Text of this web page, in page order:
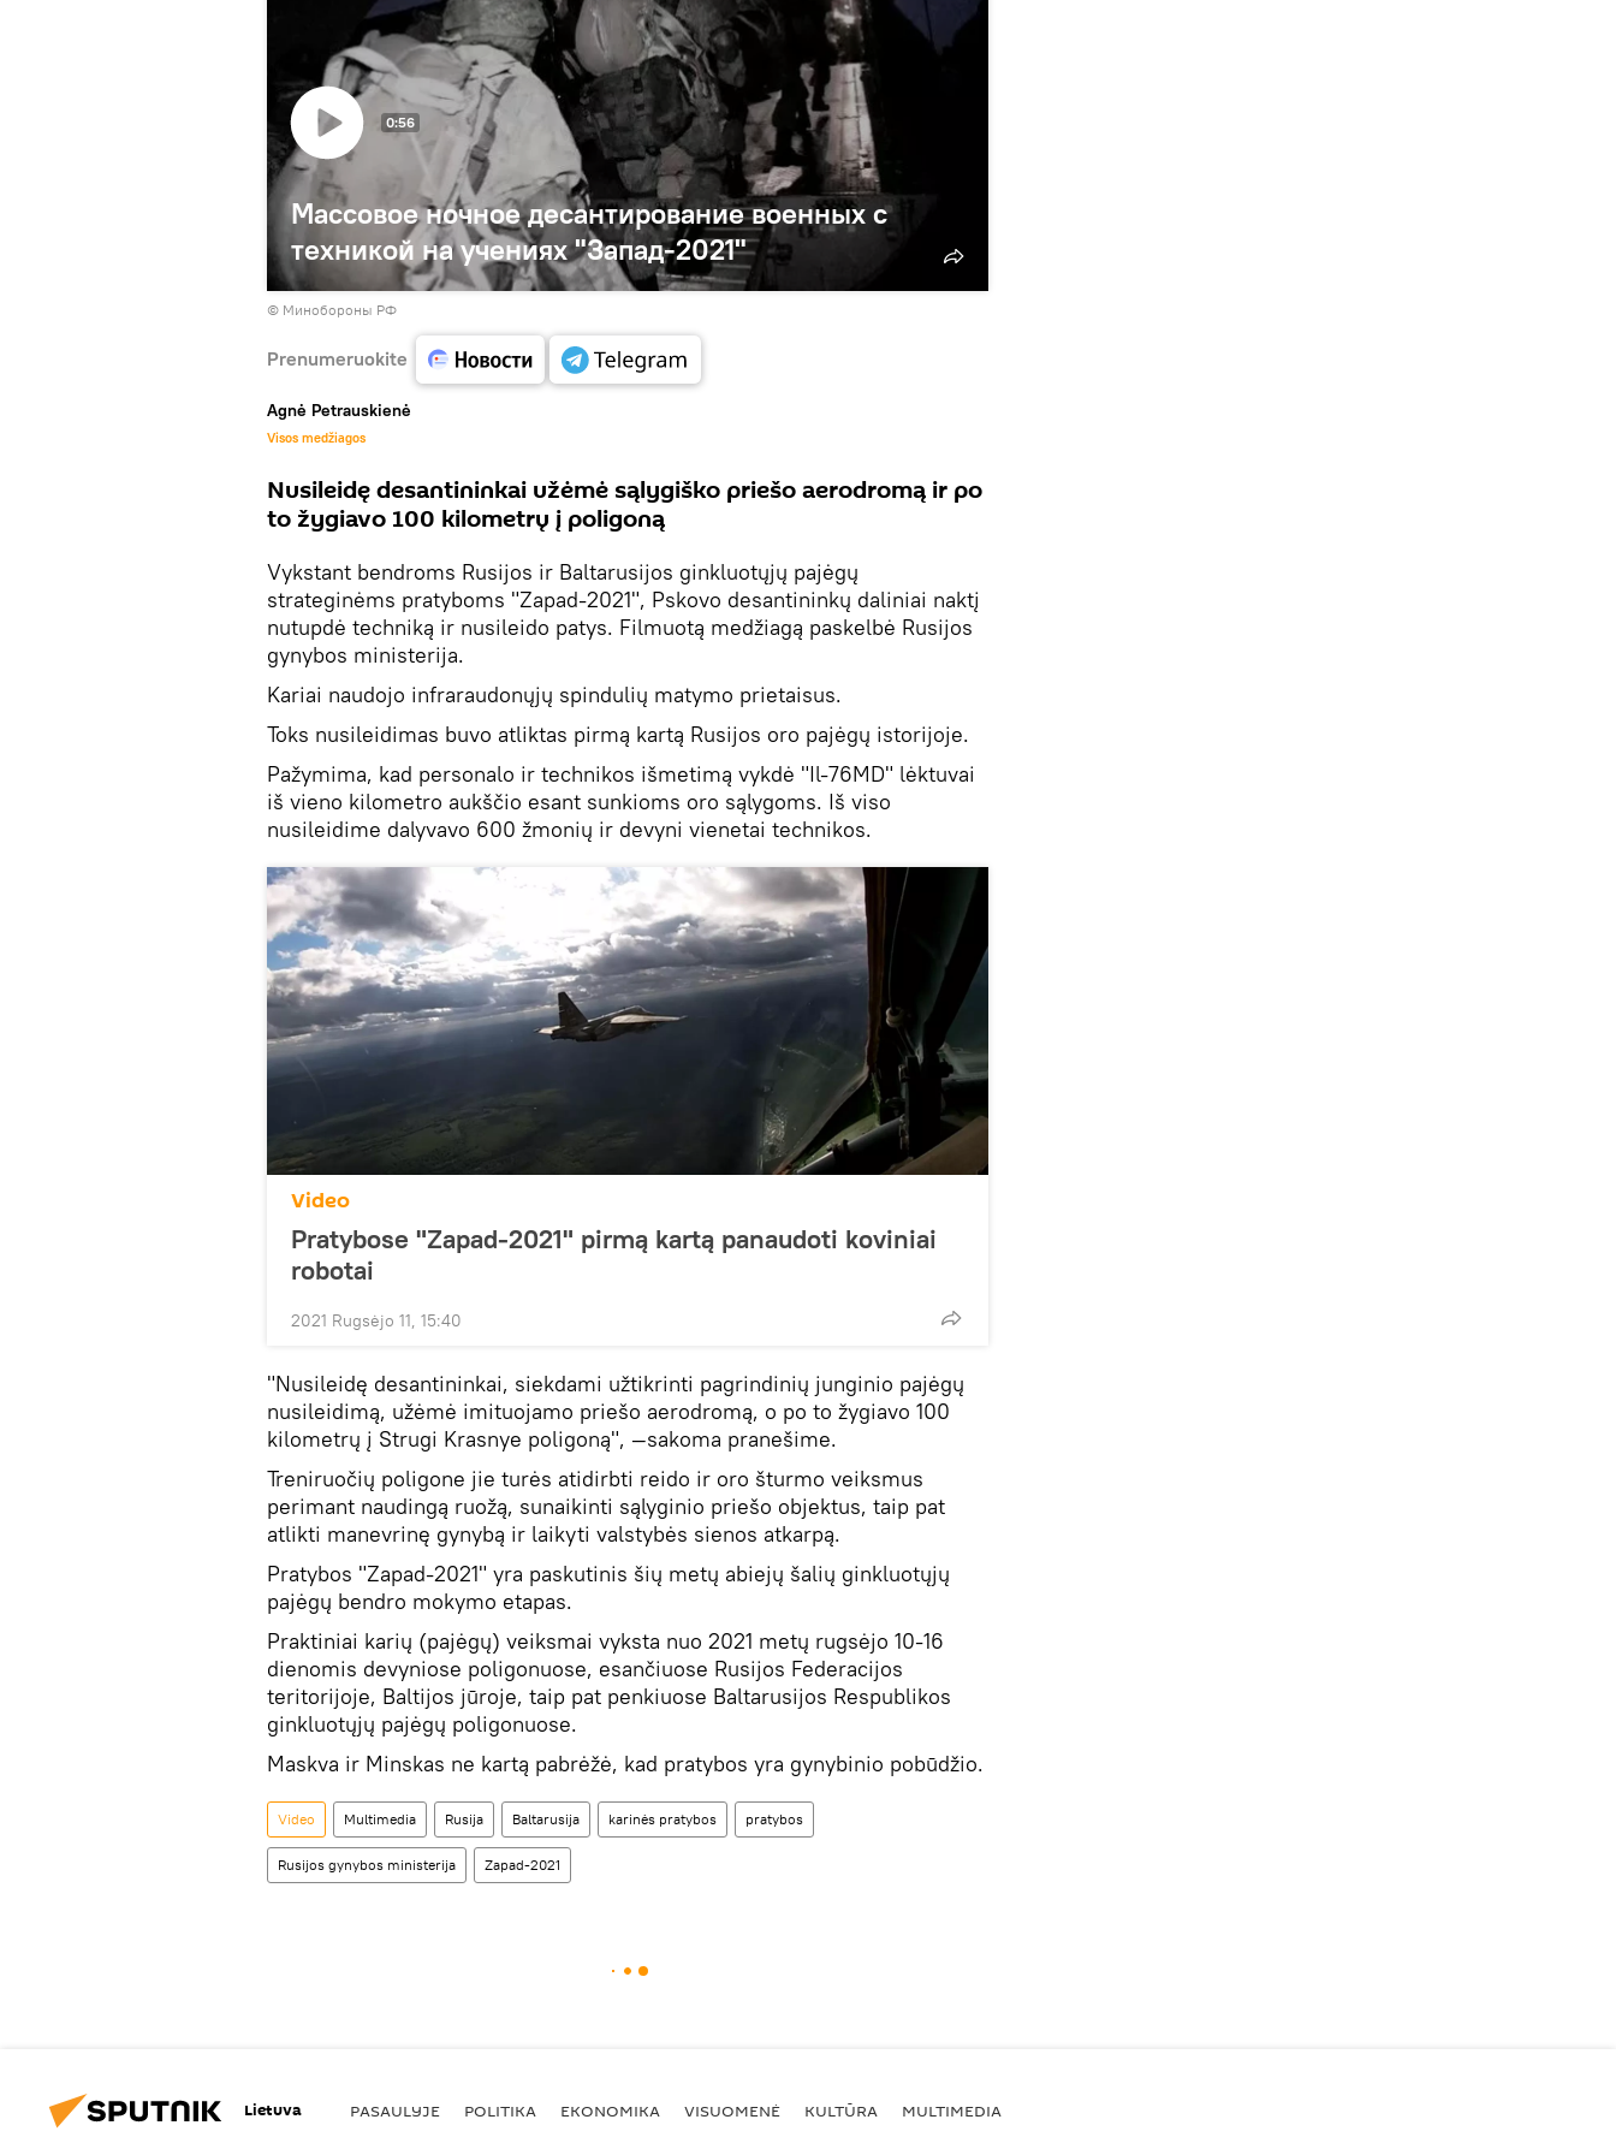
Массовое ночное десантирование военных с
техникой на учениях "Запад-2021"
0:56
© Минобороны РФ
Prenumeruokite
Agnė Petrauskienė
Visos medžiagos
Nusileidę desantininkai užėmė sąlygiško priešo aerodromą ir po
to žygiavo 100 kilometrų į poligoną
Vykstant bendroms Rusijos ir Baltarusijos ginkluotųjų pajėgų
strateginėms pratyboms "Zapad-2021", Pskovo desantininkų daliniai naktį
nutupdė techniką ir nusileido patys. Filmuotą medžiagą paskelbė Rusijos
gynybos ministerija.
Kariai naudojo infraraudonųjų spindulių matymo prietaisus.
Toks nusileidimas buvo atliktas pirmą kartą Rusijos oro pajėgų istorijoje.
Pažymima, kad personalo ir technikos išmetimą vykdė "Il-76MD" lėktuvai
iš vieno kilometro aukščio esant sunkioms oro sąlygoms. Iš viso
nusileidime dalyvavo 600 žmonių ir devyni vienetai technikos.
Video
Pratybose "Zapad-2021" pirmą kartą panaudoti koviniai
robotai
2021 Rugsėjo 11, 15:40
"Nusileidę desantininkai, siekdami užtikrinti pagrindinių junginio pajėgų
nusileidimą, užėmė imituojamo priešo aerodromą, o po to žygiavo 100
kilometrų į Strugi Krasnye poligoną", —sakoma pranešime.
Treniruočių poligone jie turės atidirbti reido ir oro šturmo veiksmus
perimant naudingą ruožą, sunaikinti sąlyginio priešo objektus, taip pat
atlikti manevrinę gynybą ir laikyti valstybės sienos atkarpą.
Pratybos "Zapad-2021" yra paskutinis šių metų abiejų šalių ginkluotųjų
pajėgų bendro mokymo etapas.
Praktiniai karių (pajėgų) veiksmai vyksta nuo 2021 metų rugsėjo 10-16
dienomis devyniose poligonuose, esančiuose Rusijos Federacijos
teritorijoje, Baltijos jūroje, taip pat penkiuose Baltarusijos Respublikos
ginkluotųjų pajėgų poligonuose.
Maskva ir Minskas ne kartą pabrėžė, kad pratybos yra gynybinio pobūdžio.
Video Multimedia Rusija Baltarusija karinės pratybos pratybos
Rusijos gynybos ministerija Zapad-2021
Lietuva PASAULYJE POLITIKA EKONOMIKA VISUOMENĖ KULTŪRA MULTIMEDIA